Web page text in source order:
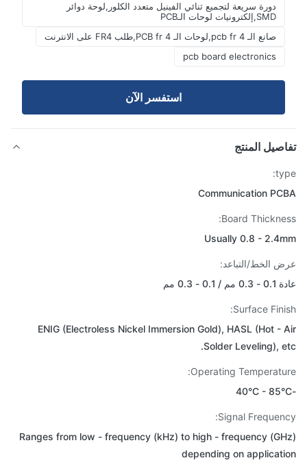
دورة سريعة لتجميع ثنائي الفينيل متعدد الكلور,لوحة دوائر
صانع الـ pcb fr 4,لوحات الـ PCB fr 4,طلب FR4 على الانترنت
pcb board electronics
استفسر الآن
المنتج
Communication
Board
Usually 0.8 -
الخط/التباعد:
Surface
ENIG (Electroless Nickel Immersion Gold), HASL (Hot -
Solder Leveling),
Operating
Signal
Ranges from low - frequency (kHz) to high - frequency
depending on